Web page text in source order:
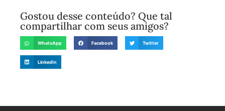
Gostou desse conteúdo? Que tal
compartilhar com seus amigos?
WhatsApp Facebook Twitter
LinkedIn